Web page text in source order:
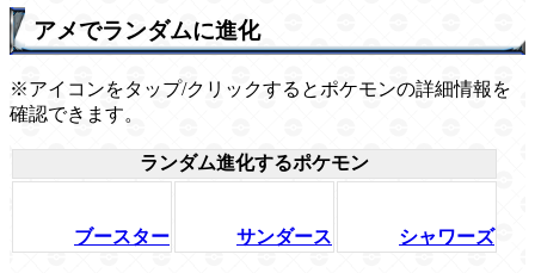
アメでランダムに進化
※アイコンをタップ/クリックするとポケモンの詳細情報を
確認できます。
ランダム進化するポケモン
ブースター サンダース シャワーズ